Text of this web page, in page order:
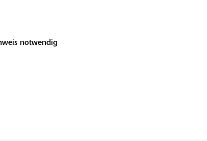
notwendig